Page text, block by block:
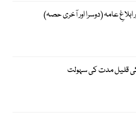
ابلاغِ عامہ (دوسرا اور آخری حصہ)
قلیل مدت کی سہولت